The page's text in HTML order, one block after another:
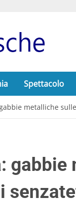
Spettacolo
metalliche